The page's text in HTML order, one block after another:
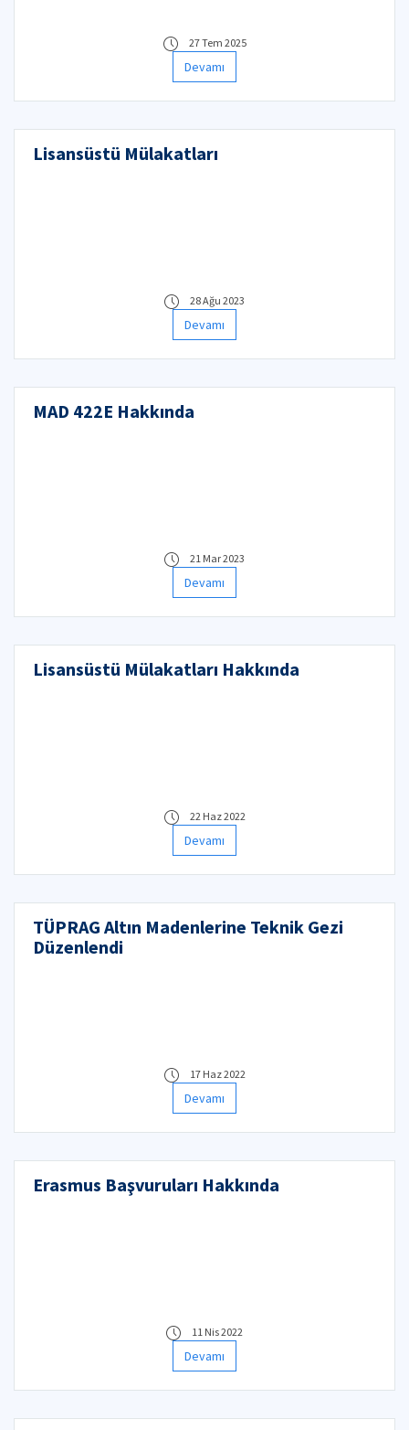
27 Tem 2025
Devamı
Lisansüstü Mülakatları
28 Ağu 2023
Devamı
MAD 422E Hakkında
21 Mar 2023
Devamı
Lisansüstü Mülakatları Hakkında
22 Haz 2022
Devamı
TÜPRAG Altın Madenlerine Teknik Gezi
Düzenlendi
17 Haz 2022
Devamı
Erasmus Başvuruları Hakkında
11 Nis 2022
Devamı